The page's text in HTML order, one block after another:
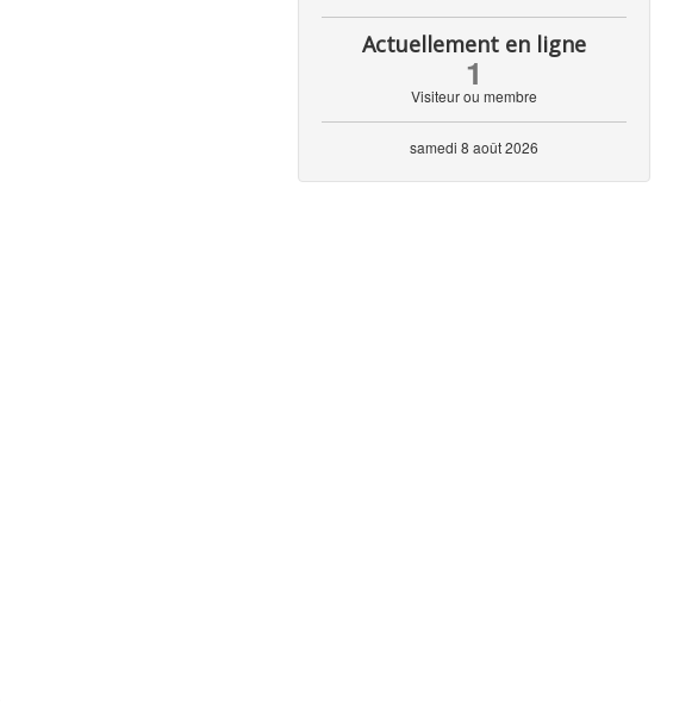
"Le tennis et le ping-pong, c'est
pareil. Sauf qu'au tennis, les
joueurs sont debout sur la table"
"Le cheval est dangereux devant,
dangereux derrière et inconfortable
Actuellement en ligne
1
Visiteur ou membre
samedi 8 août 2026